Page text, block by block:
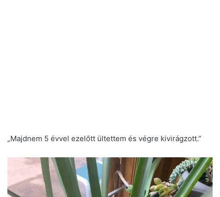
„Majdnem 5 évvel ezelőtt ültettem és végre kivirágzott.”